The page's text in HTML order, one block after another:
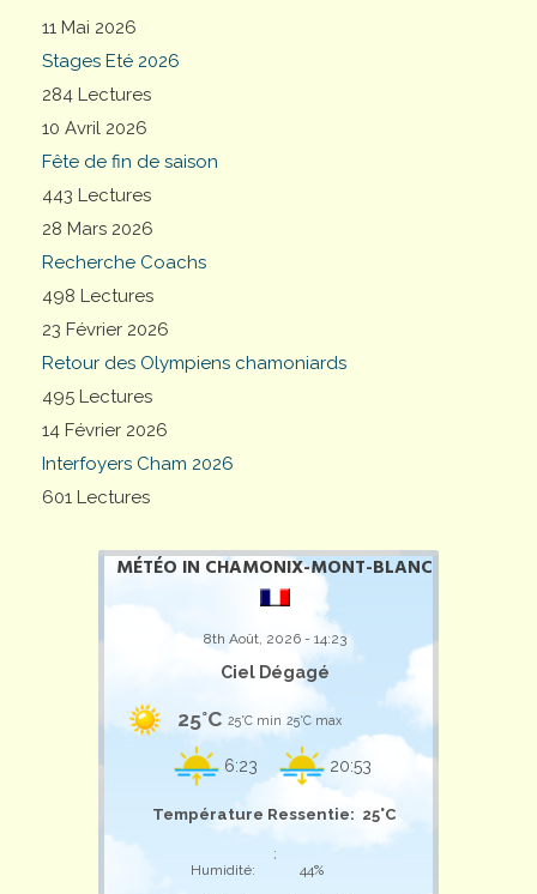
11 Mai 2026
Stages Eté 2026
284 Lectures
10 Avril 2026
Fête de fin de saison
443 Lectures
28 Mars 2026
Recherche Coachs
498 Lectures
23 Février 2026
Retour des Olympiens chamoniards
495 Lectures
14 Février 2026
Interfoyers Cham 2026
601 Lectures
MÉTÉO IN CHAMONIX-MONT-BLANC
8th Août, 2026 - 14:23
Ciel Dégagé
25°C 25°C min 25°C max
6:23 20:53
Température Ressentie: 25°C
;
Humidité:
44%